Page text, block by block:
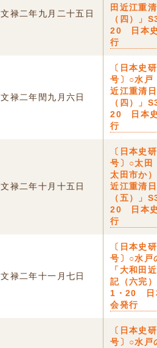
文禄二年九月二十五日
田近江重
（四）」
20 日本
行
文禄二年閏九月六日
〔日本史
号〕○水戸
近江重清
（四）」
20 日本
行
文禄二年十月十五日
〔日本史
号〕○太田
太田市か
近江重清
（五）」
20 日本
行
文禄二年十一月七日
〔日本史
号〕○水戸
「大和田
記（六完
1・20 日
会発行
〔日本史
号〕○水戸